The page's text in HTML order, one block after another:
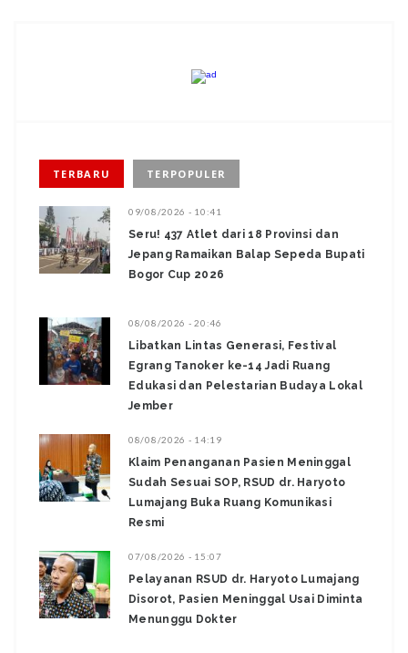
TERBARU TERPOPULER
09/08/2026 - 10:41
Seru! 437 Atlet dari 18 Provinsi dan
Jepang Ramaikan Balap Sepeda Bupati
Bogor Cup 2026
08/08/2026 - 20:46
Libatkan Lintas Generasi, Festival
Egrang Tanoker ke-14 Jadi Ruang
Edukasi dan Pelestarian Budaya Lokal
Jember
08/08/2026 - 14:19
Klaim Penanganan Pasien Meninggal
Sudah Sesuai SOP, RSUD dr. Haryoto
Lumajang Buka Ruang Komunikasi
Resmi
07/08/2026 - 15:07
Pelayanan RSUD dr. Haryoto Lumajang
Disorot, Pasien Meninggal Usai Diminta
Menunggu Dokter